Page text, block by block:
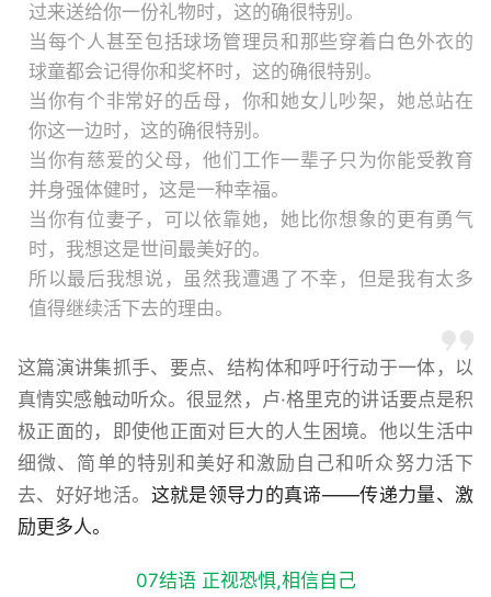
过来送给你一份礼物时，这的确很特别。
当每个人甚至包括球场管理员和那些穿着白色外衣的
球童都会记得你和奖杯时，这的确很特别。
当你有个非常好的岳母，你和她女儿吵架，她总站在
你这一边时，这的确很特别。
当你有慈爱的父母，他们工作一辈子只为你能受教育
并身强体健时，这是一种幸福。
当你有位妻子，可以依靠她，她比你想象的更有勇气
时，我想这是世间最美好的。
所以最后我想说，虽然我遭遇了不幸，但是我有太多
值得继续活下去的理由。
这篇演讲集抓手、要点、结构体和呼吁行动于一体，以
真情实感触动听众。很显然，卢·格里克的讲话要点是积
极正面的，即使他正面对巨大的人生困境。他以生活中
细微、简单的特别和美好和激励自己和听众努力活下
去、好好地活。 这就是领导力的真谛——传递力量、激
励更多人。
07结语 正视恐惧,相信自己